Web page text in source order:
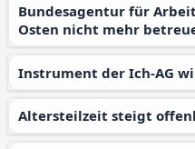
Bundesagentur für Arbeit will ältere Arbeitslose im
Osten nicht mehr
Instrument der Ich-AG
Altersteilzeit steigt